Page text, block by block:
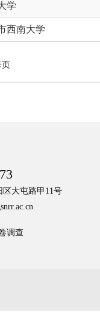
学
西南大学
大屯路甲11号
调查